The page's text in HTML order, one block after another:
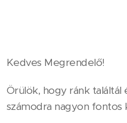
Kedves Megrendelő!
Örülök, hogy ránk találtál
számodra nagyon